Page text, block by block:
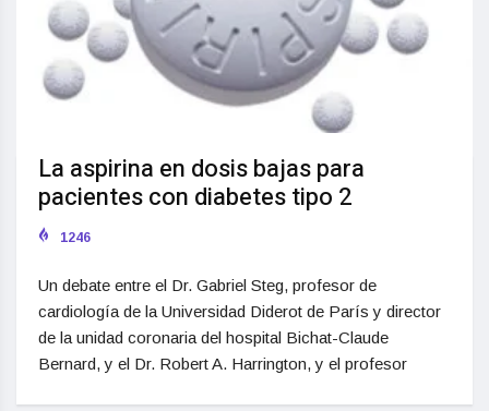
La aspirina en dosis bajas para
pacientes con diabetes tipo 2
1246
Un debate entre el Dr. Gabriel Steg, profesor de
cardiología de la Universidad Diderot de París y director
de la unidad coronaria del hospital Bichat-Claude
Bernard, y el Dr. Robert A. Harrington, y el profesor